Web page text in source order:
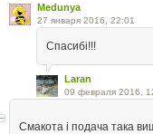
Medunya
27 января 2016, 22:01
Спасибі!!!
Laran
09 февраля 2016,
Смакота і подача така